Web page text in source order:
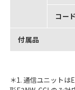
コード
付属品
＊1. 通信ユニット